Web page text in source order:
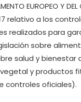
EUROPEO Y
relativo a los
realizados para
sobre
salud y bienestar
y productos
controles oficiales).